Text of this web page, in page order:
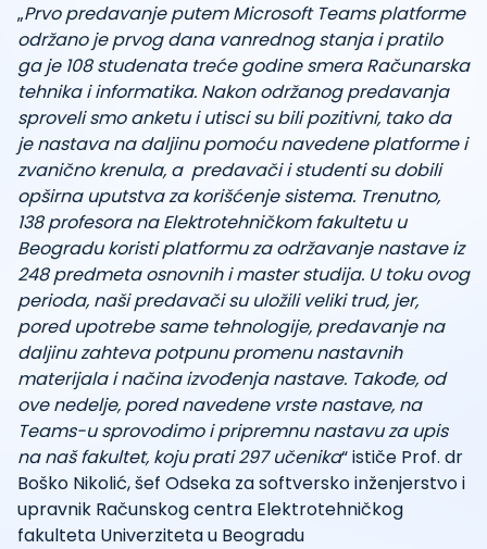
„Prvo predavanje putem Microsoft Teams platforme
održano je prvog dana vanrednog stanja i pratilo
ga je 108 studenata treće godine smera Računarska
tehnika i informatika. Nakon održanog predavanja
sproveli smo anketu i utisci su bili pozitivni, tako da
je nastava na daljinu pomoću navedene platforme i
zvanično krenula, a predavači i studenti su dobili
opširna uputstva za korišćenje sistema. Trenutno,
138 profesora na Elektrotehničkom fakultetu u
Beogradu koristi platformu za održavanje nastave iz
248 predmeta osnovnih i master studija. U toku ovog
perioda, naši predavači su uložili veliki trud, jer,
pored upotrebe same tehnologije, predavanje na
daljinu zahteva potpunu promenu nastavnih
materijala i načina izvođenja nastave. Takođe, od
ove nedelje, pored navedene vrste nastave, na
Teams-u sprovodimo i pripremnu nastavu za upis
na naš fakultet, koju prati 297 učenika“ ističe Prof. dr
Boško Nikolić, šef Odseka za softversko inženjerstvo i
upravnik Računskog centra Elektrotehničkog
fakulteta Univerziteta u Beogradu